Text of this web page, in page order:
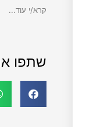
קרא/י עוד...
שתפו